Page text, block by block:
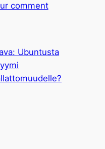
comment
Ubuntusta